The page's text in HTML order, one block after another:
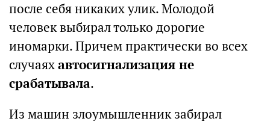
после себя никаких улик. Молодой
человек выбирал только дорогие
иномарки. Причем практически во всех
случаяхавтосигнализация не
срабатывала.
Из машин злоумышленник забирал